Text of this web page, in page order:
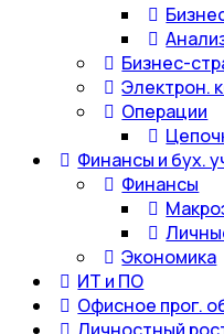
Бизнес-
Электрон.
Операции
Финансы и бух.
Финансы
Экономика
ИТ и ПО
Офисное прог.